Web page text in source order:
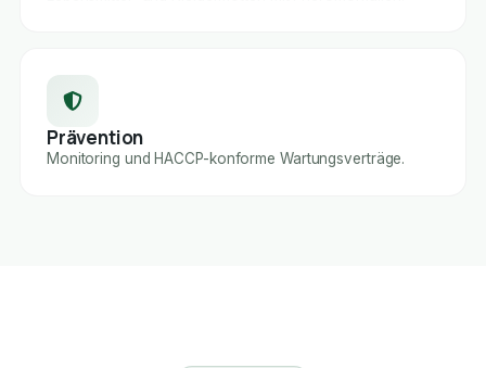
Prävention
Monitoring und HACCP-konforme Wartungsverträge.